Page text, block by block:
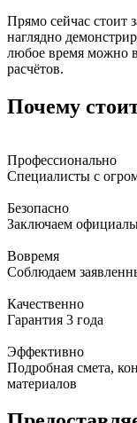
Прямо сейчас стоит
наглядно
любое время можно
расчётов.
Почему
Профессионально
Специалисты с
Безопасно
Заключаем
Вовремя
Соблюдаем
Качественно
Гарантия 3 года
Эффективно
Подробная смета,
материалов